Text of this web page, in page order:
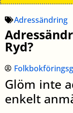
Adressändring
Ryd?
Glöm inte
enkelt